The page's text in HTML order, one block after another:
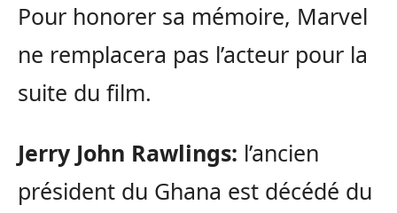
Pour honorer sa mémoire, Marvel
ne remplacera pas l’acteur pour la
suite du film.
Jerry John Rawlings: l’ancien
président du Ghana est décédé du